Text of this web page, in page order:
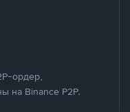
ордер,
на Binance P2P.